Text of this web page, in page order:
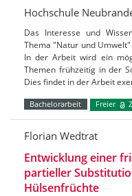
Hochschule
Das Interesse und
Thema "Natur und
In der Arbeit wird ein
Themen frühzeitig in der
Dies findet in der Arbeit
Bachelorarbeit Freier
Florian Wedtrat
Entwicklung einer
partieller
Hülsenfrüchte